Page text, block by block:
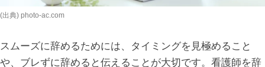
(出典) photo-ac.com
スムーズに辞めるためには、タイミングを見極めること
や、ブレずに辞めると伝えることが大切です。看護師を辞